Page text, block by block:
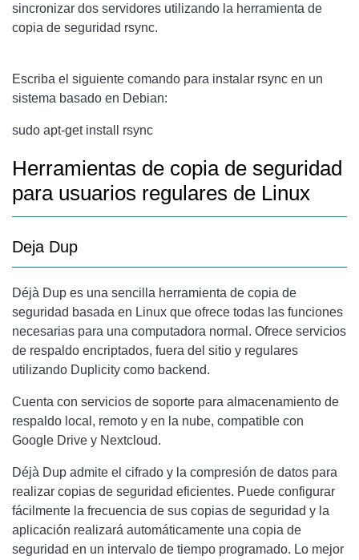
sincronizar dos servidores utilizando la herramienta de
copia de seguridad rsync.
Escriba el siguiente comando para instalar rsync en un
sistema basado en Debian:
sudo apt-get install rsync
Herramientas de copia de seguridad
para usuarios regulares de Linux
Deja Dup
Déjà Dup es una sencilla herramienta de copia de
seguridad basada en Linux que ofrece todas las funciones
necesarias para una computadora normal. Ofrece servicios
de respaldo encriptados, fuera del sitio y regulares
utilizando Duplicity como backend.
Cuenta con servicios de soporte para almacenamiento de
respaldo local, remoto y en la nube, compatible con
Google Drive y Nextcloud.
Déjà Dup admite el cifrado y la compresión de datos para
realizar copias de seguridad eficientes. Puede configurar
fácilmente la frecuencia de sus copias de seguridad y la
aplicación realizará automáticamente una copia de
seguridad en un intervalo de tiempo programado. Lo mejor